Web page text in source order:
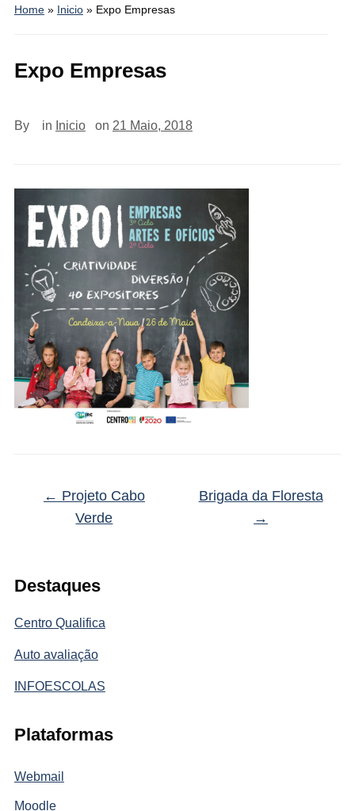
Home» Inicio» Expo Empresas
Destaques
Centro Qualifica
Auto avaliação
INFOESCOLAS
Plataformas
Webmail
Moodle
Expo Empresas
By in Inicio on 21 Maio, 2018
← Projeto Cabo
Verde
Brigada da Floresta
→